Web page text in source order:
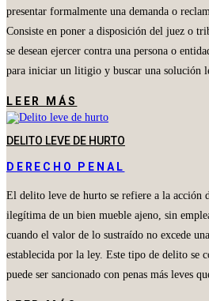
presentar formalmente una demanda o
Consiste en poner a disposición del juez o
se desean ejercer contra una persona o
para iniciar un litigio y buscar una solución
LEER MÁS
DELITO LEVE DE HURTO
DERECHO PENAL
El delito leve de hurto se refiere a la acción
ilegítima de un bien mueble ajeno, sin
cuando el valor de lo sustraído no excede
establecida por la ley. Este tipo de delito se
puede ser sancionado con penas más leves